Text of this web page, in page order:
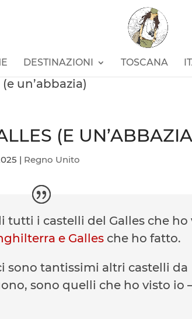
DESTINAZIONI TOSCANA
un’abbazia)
(E
| Regno Unito
tutti i castelli del Galles che ho
e Galles che ho fatto.
sono tantissimi altri castelli da
sono quelli che ho visto io